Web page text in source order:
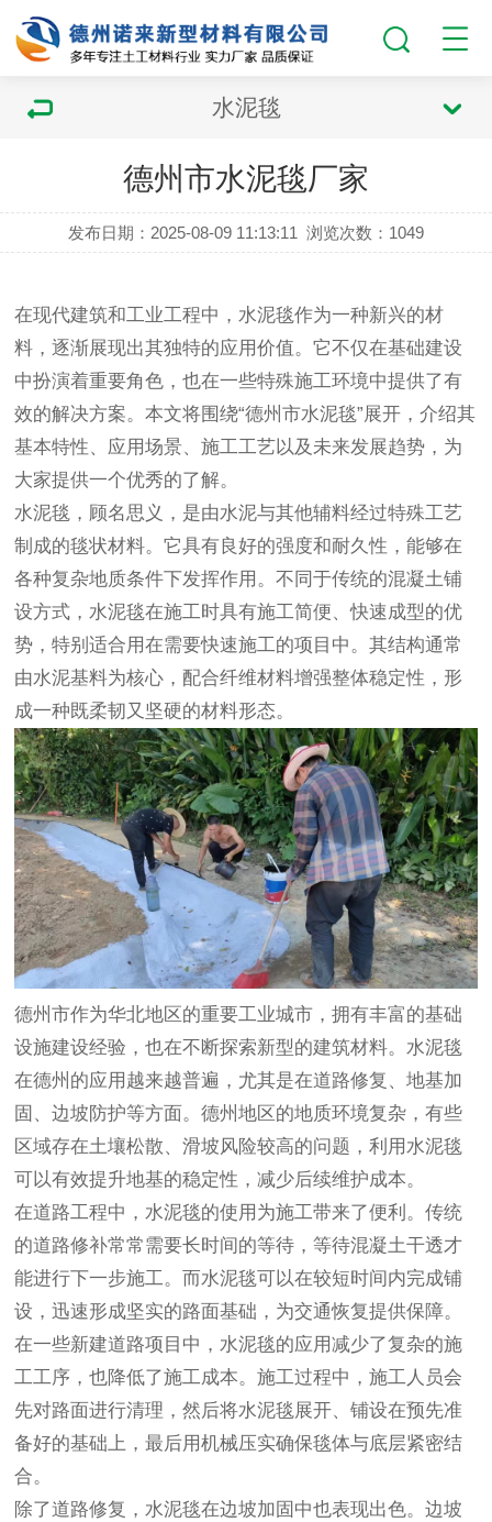
水泥毯
德州市水泥毯厂家
发布日期：2025-08-09 11:13:11 浏览次数： 1049
在现代建筑和工业工程中，水泥毯作为一种新兴的材
料，逐渐展现出其独特的应用价值。它不仅在基础建设
中扮演着重要角色，也在一些特殊施工环境中提供了有
效的解决方案。本文将围绕“德州市水泥毯”展开，介绍其
基本特性、应用场景、施工工艺以及未来发展趋势，为
大家提供一个优秀的了解。
水泥毯 ，顾名思义，是由水泥与其他辅料经过特殊工艺
制成的毯状材料。它具有良好的强度和耐久性，能够在
各种复杂地质条件下发挥作用。不同于传统的混凝土铺
设方式，水泥毯在施工时具有施工简便、快速成型的优
势，特别适合用在需要快速施工的项目中。其结构通常
由水泥基料为核心，配合纤维材料增强整体稳定性，形
成一种既柔韧又坚硬的材料形态。
德州市作为华北地区的重要工业城市，拥有丰富的基础
设施建设经验，也在不断探索新型的建筑材料。水泥毯
在德州的应用越来越普遍，尤其是在道路修复、地基加
固、边坡防护等方面。德州地区的地质环境复杂，有些
区域存在土壤松散、滑坡风险较高的问题，利用水泥毯
可以有效提升地基的稳定性，减少后续维护成本。
在道路工程中，水泥毯的使用为施工带来了便利。传统
的道路修补常常需要长时间的等待，等待混凝土干透才
能进行下一步施工。而水泥毯可以在较短时间内完成铺
设，迅速形成坚实的路面基础，为交通恢复提供保障。
在一些新建道路项目中，水泥毯的应用减少了复杂的施
工工序，也降低了施工成本。施工过程中，施工人员会
先对路面进行清理，然后将水泥毯展开、铺设在预先准
备好的基础上，最后用机械压实确保毯体与底层紧密结
合。
除了道路修复，水泥毯在边坡加固中也表现出色。边坡